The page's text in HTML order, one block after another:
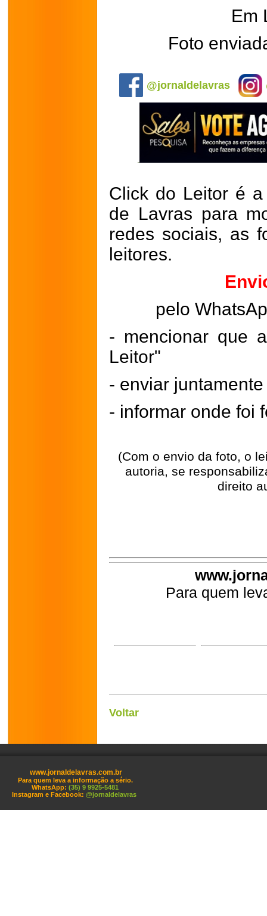
Em
Foto
@jornaldelavras
Click do Leitor é
de Lavras para
redes sociais, as
leitores.
pelo
- mencionar que
Leitor"
- enviar
- informar onde foi
(Com o envio da foto, o
autoria, se
direito
Para quem
Voltar
www.jornaldelavras.com.br
Para quem leva a informação a sério.
WhatsApp: (35) 9 9925-5481
Instagram e Facebook: @jornaldelavras